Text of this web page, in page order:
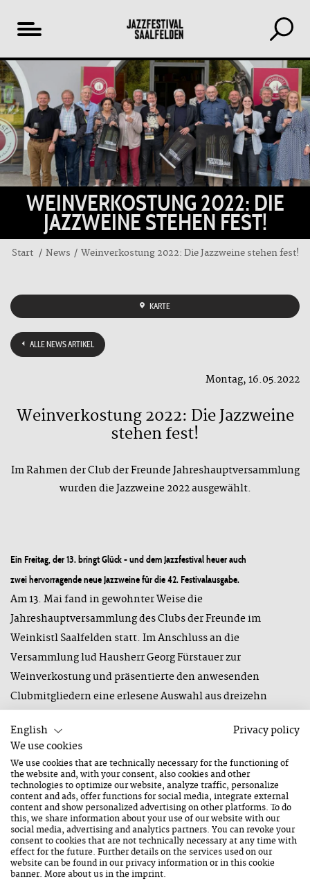
Inhaltsverzeichnis
WEINVERKOSTUNG 2022: DIE
JAZZWEINE STEHEN FEST!
Start News Weinverkostung 2022: Die Jazzweine stehen fest!
KARTE
ALLE NEWS ARTIKEL
Montag, 16.05.2022
Weinverkostung 2022: Die Jazzweine
stehen fest!
Im Rahmen der Club der Freunde Jahreshauptversammlung
wurden die Jazzweine 2022 ausgewählt.
Ein Freitag, der 13. bringt Glück - und dem Jazzfestival heuer auch
zwei hervorragende neue Jazzweine für die 42. Festivalausgabe.
Am 13. Mai fand in gewohnter Weise die
Jahreshauptversammlung des Clubs der Freunde im
Weinkistl Saalfelden statt. Im Anschluss an die
Versammlung lud Hausherr Georg Fürstauer zur
Weinverkostung und präsentierte den anwesenden
Clubmitgliedern eine erlesene Auswahl aus dreizehn
jeweils ein österreichischer Weiß- sowie Rotwein
herausgekostet und als Jazzweine 2022 gekürt. Die
Festivalbesucherinnen und Besucher dürfen sich somit
bereits jetzt freuen auf:
White Edition: 2021 Roter Veltliner - Ried Marienburg
/ Weingut Johannes Maringer in Ottenthal, Wagram,
Niederösterreich
Red Edition: 2019 Amo Rosso - Merlot x Shiraz /
English
Privacy policy
We use cookies
We use cookies that are technically necessary for the functioning of
the website and, with your consent, also cookies and other
technologies to optimize our website, analyze traffic, personalize
content and ads, offer functions for social media, integrate external
content and show personalized advertising on other platforms. To do
this, we share information about your use of our website with our
social media, advertising and analytics partners. You can revoke your
consent to cookies that are not technically necessary at any time with
effect for the future. Further details on the services used on our
website can be found in ourprivacy informationor in this cookie
banner. More about us in theimprint.